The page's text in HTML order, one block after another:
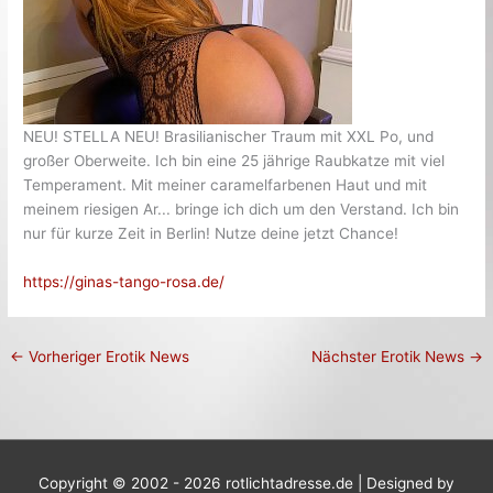
NEU! STELLA NEU! Brasilianischer Traum mit XXL Po, und
großer Oberweite. Ich bin eine 25 jährige Raubkatze mit viel
Temperament. Mit meiner caramelfarbenen Haut und mit
meinem riesigen Ar... bringe ich dich um den Verstand. Ich bin
nur für kurze Zeit in Berlin! Nutze deine jetzt Chance!
https://ginas-tango-rosa.de/
← Vorheriger Erotik News Nächster Erotik News →
Copyright © 2002 - 2026 rotlichtadresse.de | Designed by